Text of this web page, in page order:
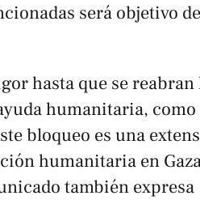
será objetivo
hasta que se reabran
humanitaria, como
bloqueo es una
humanitaria en
también expresa